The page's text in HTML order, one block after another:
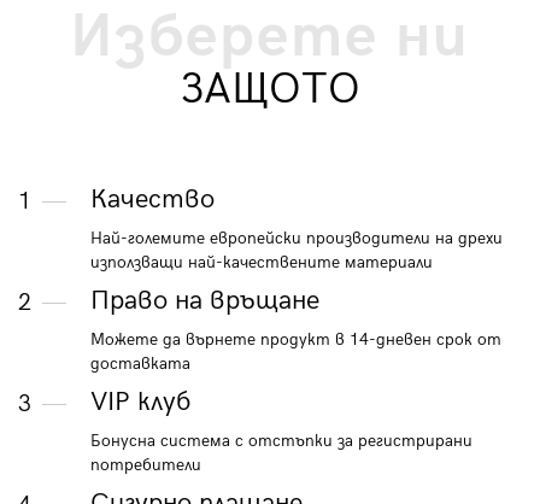
Изберете ни
ЗАЩОТО
1 Качество
Най-големите европейски производители на дрехи
използващи най-качествените материали
2 Право на връщане
Можете да върнете продукт в 14-дневен срок от
доставката
3 VIP клуб
Бонусна система с отстъпки за регистрирани
потребители